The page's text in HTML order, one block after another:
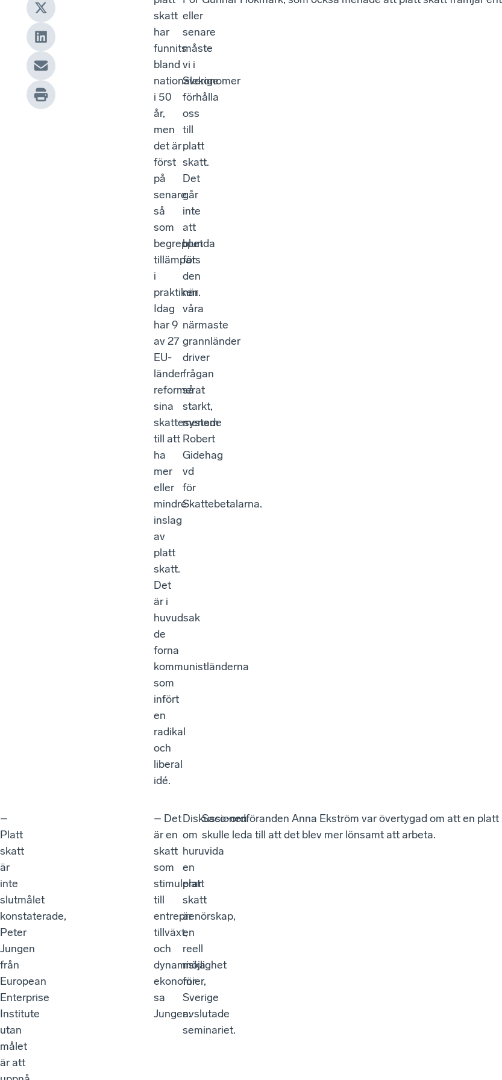
skatt
har
funnits
bland
nationalekonomer
i 50
år,
men
det är
först
på
senare
så
som
begreppet
tillämpats
i
praktiken.
Idag
har 9
av 27
EU-
länder
reformerat
sina
skattesystem
till att
ha
mer
eller
mindre
inslag
av
platt
skatt.
Det
är i
huvudsak
de
forna
kommunistländerna
som
infört
en
radikal
och
liberal
idé.
eller
senare
måste
vi i
Sverige
förhålla
oss
till
platt
skatt.
Det
går
inte
att
blunda
för
den
när
våra
närmaste
grannländer
driver
frågan
så
starkt,
menade
Robert
Gidehag
vd
för
Skattebetalarna.
–
Platt
skatt
är
inte
slutmålet
konstaterade,
Peter
Jungen
från
European
Enterprise
Institute
utan
målet
är att
– Det
är en
skatt
som
stimulerar
till
entreprenörskap,
tillväxt,
och
dynamiska
ekonomier,
sa
Jungen.
Diskussionen
om
huruvida
en
platt
skatt
är
en
reell
möjlighet
för
Sverige
avslutade
seminariet.
Saco-ordföranden Anna Ekström var övertygad om att en
skulle leda till att det blev mer lönsamt att arbeta.